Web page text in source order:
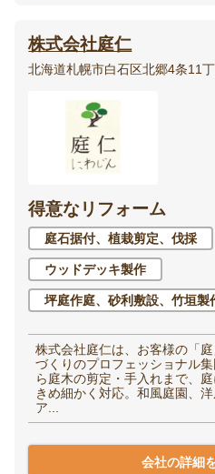
株式会社庭仁
北海道札幌市白石区北郷4条11
得意なリフォーム
庭石据付、植栽剪定、伐採
ウッドデッキ製作
坪庭作庭、砂利敷設、竹垣製
株式会社庭仁は、お客様の「
づくりのプロフェッショナル
ら庭木の剪定・手入れまで、
きめ細かく対応。和風庭園、
ア...
会社の詳細